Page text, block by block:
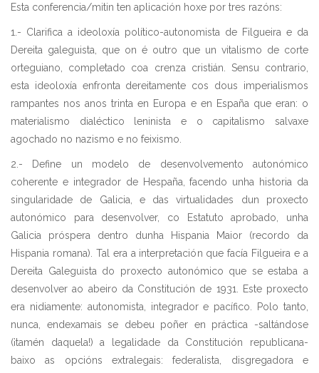
Esta conferencia/mitin ten aplicación hoxe por tres razóns:
1.- Clarifica a ideoloxía político-autonomista de Filgueira e da
Dereita galeguista, que on é outro que un vitalismo de corte
orteguiano, completado coa crenza cristián. Sensu contrario,
esta ideoloxía enfronta dereitamente cos dous imperialismos
rampantes nos anos trinta en Europa e en España que eran: o
materialismo dialéctico leninista e o capitalismo salvaxe
agochado no nazismo e no feixismo.
2.- Define un modelo de desenvolvemento autonómico
coherente e integrador de Hespaña, facendo unha historia da
singularidade de Galicia, e das virtualidades dun proxecto
autonómico para desenvolver, co Estatuto aprobado, unha
Galicia próspera dentro dunha Hispania Maior (recordo da
Hispania romana). Tal era a interpretación que facía Filgueira e a
Dereita Galeguista do proxecto autonómico que se estaba a
desenvolver ao abeiro da Constitución de 1931. Este proxecto
era nidiamente: autonomista, integrador e pacífico. Polo tanto,
nunca, endexamais se debeu poñer en práctica -saltándose
(¡tamén daquela!) a legalidade da Constitución republicana-
baixo as opcións extralegais: federalista, disgregadora e